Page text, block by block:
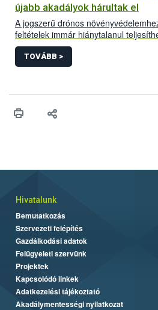
újabb akadályok hárultak el
A jogszerű drónos
feltételek immár hiánytalanul
honlapján a növényvédelmi
alábbiakban a drónos
helyzetkép és a legfontosabb
TOVÁBB >
Hivatalunk
Bemutatkozás
Szervezeti felépítés
Gazdálkodási adatok
Felügyeleti szervünk
Projektek
Kapcsolódó linkek
Adatkezelési tájékoztató
Akadálymentességi nyilatkozat